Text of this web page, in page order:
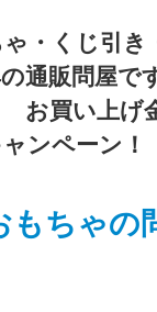
・くじ引き
通販問屋で
お買い上げ
ンペーン！